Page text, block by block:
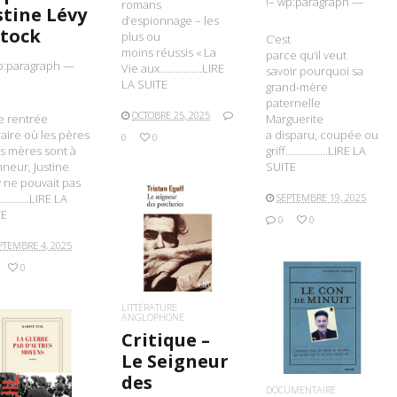
romans
d’espionnage – les
plus ou
moins réussis « La
Vie aux…………….LIRE
LA SUITE
OCTOBRE 25, 2025
0
0
C’est
parce qu’il veut
savoir pourquoi sa
grand-mère
paternelle
Marguerite
a disparu, coupée ou
griff…………….LIRE LA
SUITE
SEPTEMBRE 19, 2025
0
0
Lévy
—
rentrée
où les pères
mères sont à
Justine
ne pouvait pas
LA
4, 2025
0
LIRE LA SUITE
LITTÉRATURE
ANGLOPHONE
Critique –
Le Seigneur
des
LIRE LA SUITE
DOCUMENTAIRE
LA SUITE
La femme à
la fenêtre –
A. J. Finn –
Presses de
la Cité
Anna Fox, la
trentaine bien
avec son chat dans
une vaste demeure
York.
(suite…)
AOÛT 31, 2020